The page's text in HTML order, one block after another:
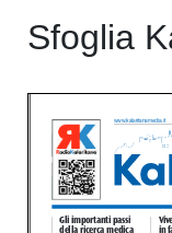
Sfoglia